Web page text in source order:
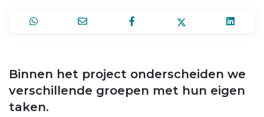
Binnen het project onderscheiden we
verschillende groepen met hun eigen
taken.